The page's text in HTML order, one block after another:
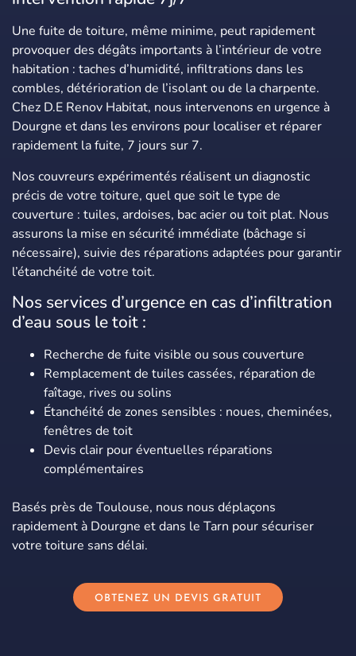
Une fuite de toiture, même minime, peut rapidement
provoquer des dégâts importants à l’intérieur de votre
habitation : taches d’humidité, infiltrations dans les
combles, détérioration de l’isolant ou de la charpente.
Chez D.E Renov Habitat, nous intervenons en urgence à
Dourgne et dans les environs pour localiser et réparer
rapidement la fuite, 7 jours sur 7.
Nos couvreurs expérimentés réalisent un diagnostic
précis de votre toiture, quel que soit le type de
couverture : tuiles, ardoises, bac acier ou toit plat. Nous
assurons la mise en sécurité immédiate (bâchage si
nécessaire), suivie des réparations adaptées pour garantir
l’étanchéité de votre toit.
Nos services d’urgence en cas d’infiltration
d’eau sous le toit :
Recherche de fuite visible ou sous couverture
Remplacement de tuiles cassées, réparation de
faîtage, rives ou solins
Étanchéité de zones sensibles : noues, cheminées,
fenêtres de toit
Devis clair pour éventuelles réparations
complémentaires
Basés près de Toulouse, nous nous déplaçons
rapidement à Dourgne et dans le Tarn pour sécuriser
votre toiture sans délai.
OBTENEZ UN DEVIS GRATUIT